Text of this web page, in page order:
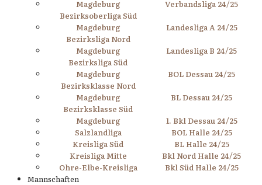
Magdeburg
Verbandsliga 24/25
Bezirksoberliga Süd
Magdeburg
Landesliga A 24/25
Bezirksliga Nord
Magdeburg
Landesliga B 24/25
Bezirksliga Süd
Magdeburg
BOL Dessau 24/25
Bezirksklasse Nord
Magdeburg
BL Dessau 24/25
Bezirksklasse Süd
Magdeburg
1. Bkl Dessau 24/25
Salzlandliga
BOL Halle 24/25
Kreisliga Süd
BL Halle 24/25
Kreisliga Mitte
Bkl Nord Halle 24/25
Ohre-Elbe-Kreisliga
Bkl Süd Halle 24/25
Mannschaften